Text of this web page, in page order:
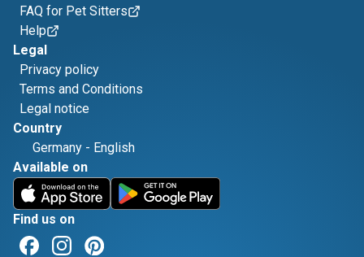
FAQ for Pet Sitters
Help
Legal
Privacy policy
Terms and Conditions
Legal notice
Country
Germany - English
Available on
Find us on